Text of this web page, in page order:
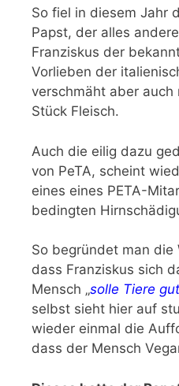
So fiel in diesem Jahr
Papst, der alles
Franziskus der
Vorlieben der
verschmäht aber auch
Stück Fleisch.
Auch die eilig dazu
von PeTA, scheint
eines eines PETA-
bedingten
So begründet man die
dass Franziskus sich
Mensch „solle Tiere
selbst sieht hier auf
wieder einmal die
dass der Mensch